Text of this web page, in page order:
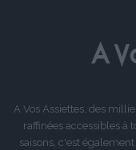
A Vos Assiettes, des
raffinées accessibles à
saisons, c'est